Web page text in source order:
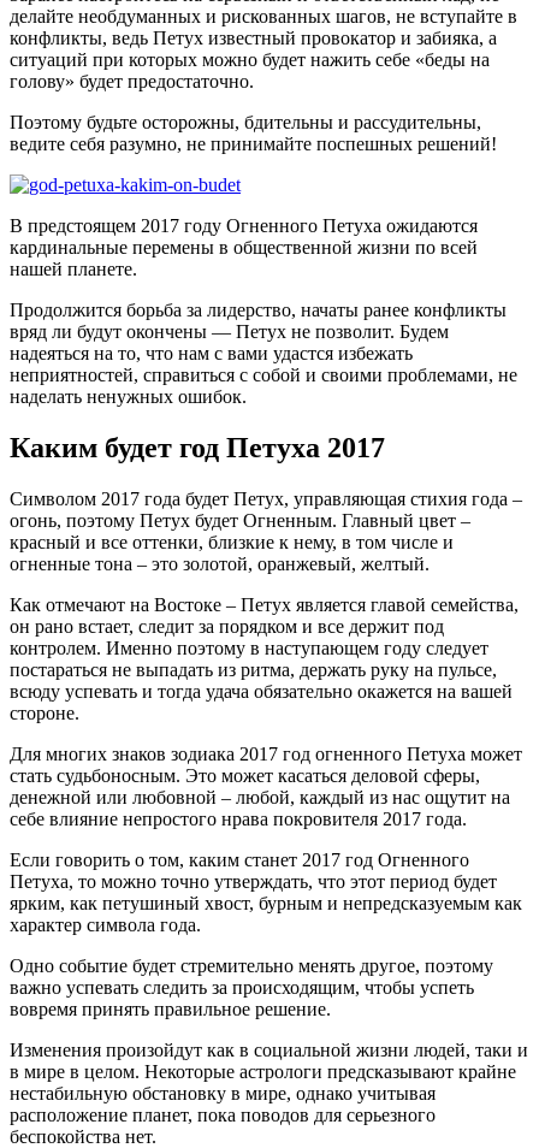
делайте необдуманных и рискованных шагов, не вступайте в
конфликты, ведь Петух известный провокатор и забияка, а
ситуаций при которых можно будет нажить себе «беды на
голову» будет предостаточно.
Поэтому будьте осторожны, бдительны и рассудительны,
ведите себя разумно, не принимайте поспешных решений!
В предстоящем 2017 году Огненного Петуха ожидаются
кардинальные перемены в общественной жизни по всей
нашей планете.
Продолжится борьба за лидерство, начаты ранее конфликты
вряд ли будут окончены — Петух не позволит. Будем
надеяться на то, что нам с вами удастся избежать
неприятностей, справиться с собой и своими проблемами, не
наделать ненужных ошибок.
Каким будет год Петуха 2017
Символом 2017 года будет Петух, управляющая стихия года –
огонь, поэтому Петух будет Огненным. Главный цвет –
красный и все оттенки, близкие к нему, в том числе и
огненные тона – это золотой, оранжевый, желтый.
Как отмечают на Востоке – Петух является главой семейства,
он рано встает, следит за порядком и все держит под
контролем. Именно поэтому в наступающем году следует
постараться не выпадать из ритма, держать руку на пульсе,
всюду успевать и тогда удача обязательно окажется на вашей
стороне.
Для многих знаков зодиака 2017 год огненного Петуха может
стать судьбоносным. Это может касаться деловой сферы,
денежной или любовной – любой, каждый из нас ощутит на
себе влияние непростого нрава покровителя 2017 года.
Если говорить о том, каким станет 2017 год Огненного
Петуха, то можно точно утверждать, что этот период будет
ярким, как петушиный хвост, бурным и непредсказуемым как
характер символа года.
Одно событие будет стремительно менять другое, поэтому
важно успевать следить за происходящим, чтобы успеть
вовремя принять правильное решение.
Изменения произойдут как в социальной жизни людей, таки и
в мире в целом. Некоторые астрологи предсказывают крайне
нестабильную обстановку в мире, однако учитывая
расположение планет, пока поводов для серьезного
беспокойства нет.